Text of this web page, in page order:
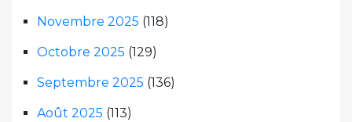
Novembre 2025 (118)
Octobre 2025 (129)
Septembre 2025 (136)
Août 2025 (113)